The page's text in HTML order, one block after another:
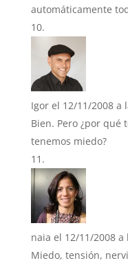
automáticamente
Igor el 12/11/2008 a
Bien. Pero ¿por qué
tenemos miedo?
naia el 12/11/2008 a
Miedo, tensión,